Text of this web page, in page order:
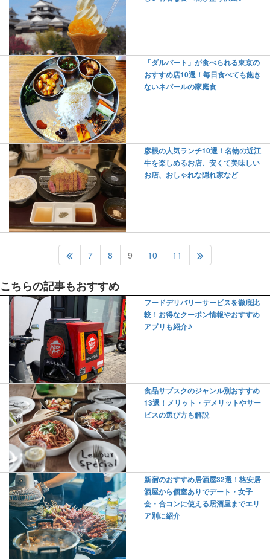
「ダルバート」が食べられる東京の
おすすめ店10選！毎日食べても飽き
ないネパールの家庭食
彦根の人気ランチ10選！名物の近江
牛を楽しめるお店、安くて美味しい
お店、おしゃれな隠れ家など
7 8 9 10 11
こちらの記事もおすすめ
フードデリバリーサービスを徹底比
較！お得なクーポン情報やおすすめ
アプリも紹介♪
食品サブスクのジャンル別おすすめ
13選！メリット・デメリットやサー
ビスの選び方も解説
新宿のおすすめ居酒屋32選！格安居
酒屋から個室ありでデート・女子
会・合コンに使える居酒屋までエリ
ア別に紹介